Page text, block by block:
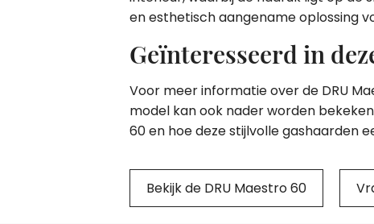
en esthetisch aangename oplossing
Geïnteresseerd in
Voor meer informatie over de DRU
model kan ook nader worden
60 en hoe deze stijlvolle gashaarden
Bekijk de DRU Maestro 60